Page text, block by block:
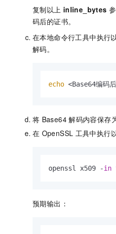
复制以上 inline_bytes
码后的证书。
在本地命令行工具中执行
解码。
echo <Base64编码
将 Base64 解码内容保存
在 OpenSSL 工具中执行
openssl x509 -in
预期输出：